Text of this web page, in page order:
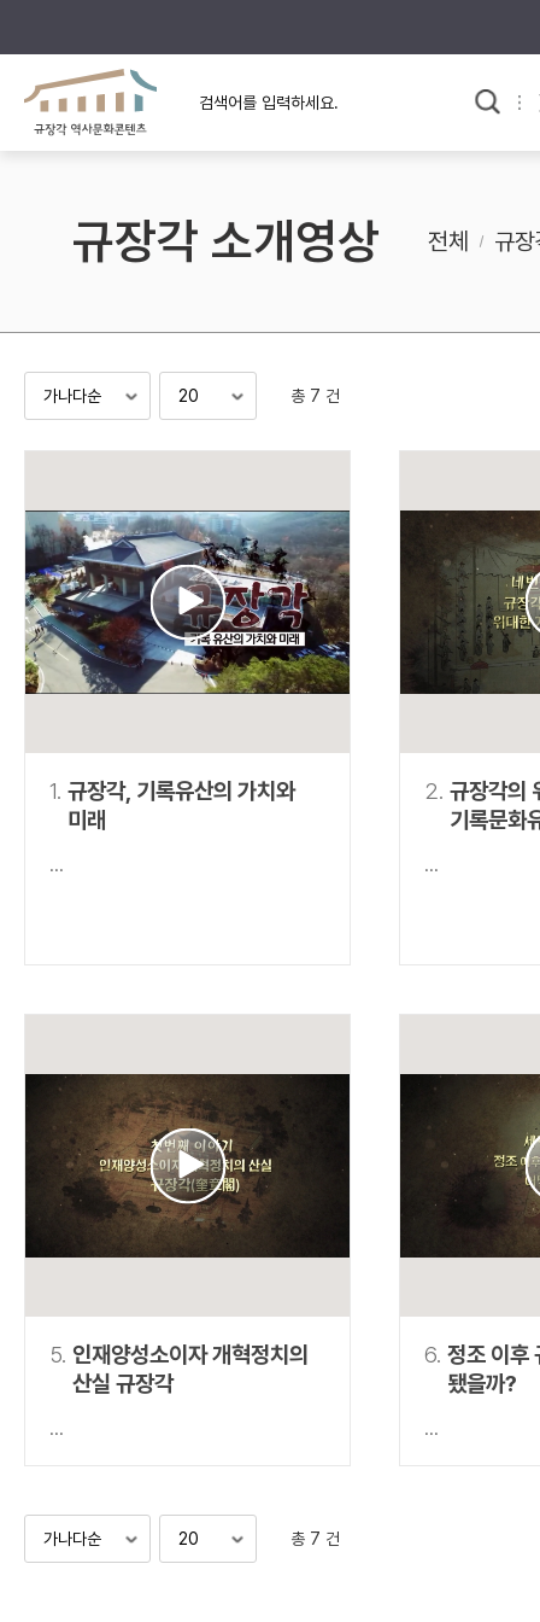
규장각의 어제와 오늘
규장각 소개영상
사료와 문학으로 본
고대
고려
조선 후기
검색 연산자 사용안내
연산자 사용 예
AND 정조 AND 정약용
“정조”와 “정약
색
OR 정조 OR 정약용 “정조” 또는 “
동시에 여러 개의 연산자를 사용할 수 있습니다.
규장각 소개영상 전체 규
총 7 건
1. 규장각, 기록유산의 가치와
미래
...
2. 규장각의
기록문화
...
5. 인재양성소이자 개혁정치의
산실 규장각
...
6. 정조 이후
됐을까?
...
총 7 건